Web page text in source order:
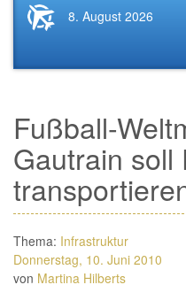
Startseite
8. August 2026
Fußball-
Gautrain soll
Thema: Infrastruktur
Donnerstag, 10. Juni 2010
von Martina Hilberts